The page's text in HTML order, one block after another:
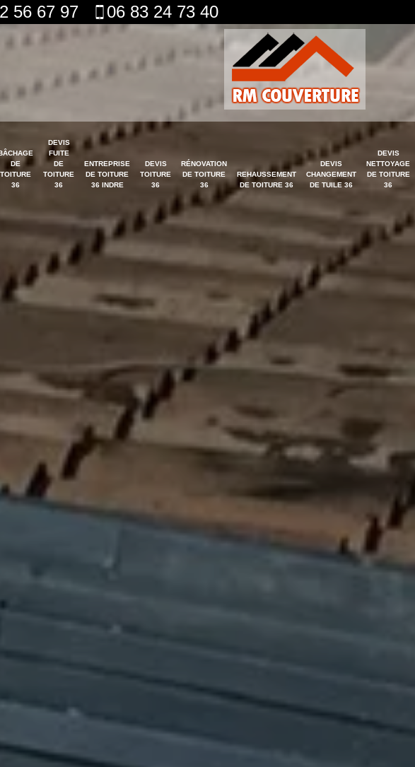
56 67 97 06 83 24 73 40
DE
TOITURE
36
DEVIS
FUITE
DE
TOITURE
36
ENTREPRISE
DE TOITURE
36 INDRE
DEVIS
TOITURE
36
RÉNOVATION
DE TOITURE
36
REHAUSSEMENT
DE TOITURE 36
DEVIS
CHANGEMENT
DE TUILE 36
DEVIS
NETTOYAGE
DE TOITURE
36